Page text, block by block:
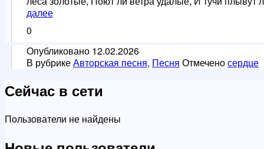
далееСердце
0
Опубликовано 12.02.2026
В рубрикеАвторская песня, Песня Отмеченосердце
Сейчас в сети
Пользователи не найдены